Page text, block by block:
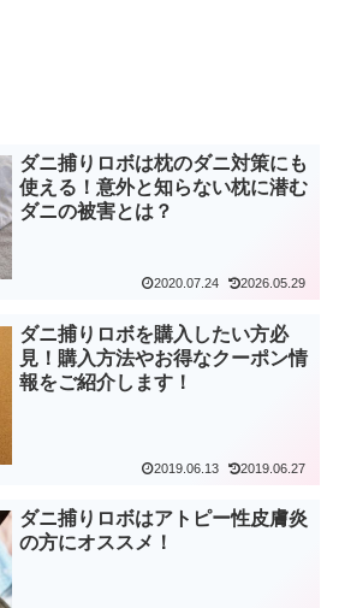
ダニ捕りロボは枕のダニ対策にも
使える！意外と知らない枕に潜む
ダニの被害とは？
2020.07.24 2026.05.29
ダニ捕りロボを購入したい方必
見！購入方法やお得なクーポン情
報をご紹介します！
2019.06.13 2019.06.27
ダニ捕りロボはアトピー性皮膚炎
の方にオススメ！